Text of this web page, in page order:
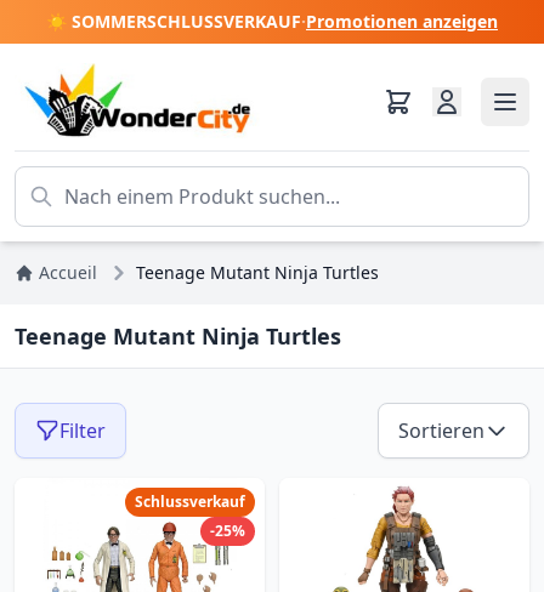
☀️ SOMMERSCHLUSSVERKAUF·Promotionen anzeigen
Accueil Teenage Mutant Ninja Turtles
Teenage Mutant Ninja Turtles
Filter Sortieren
Schlussverkauf
-25%